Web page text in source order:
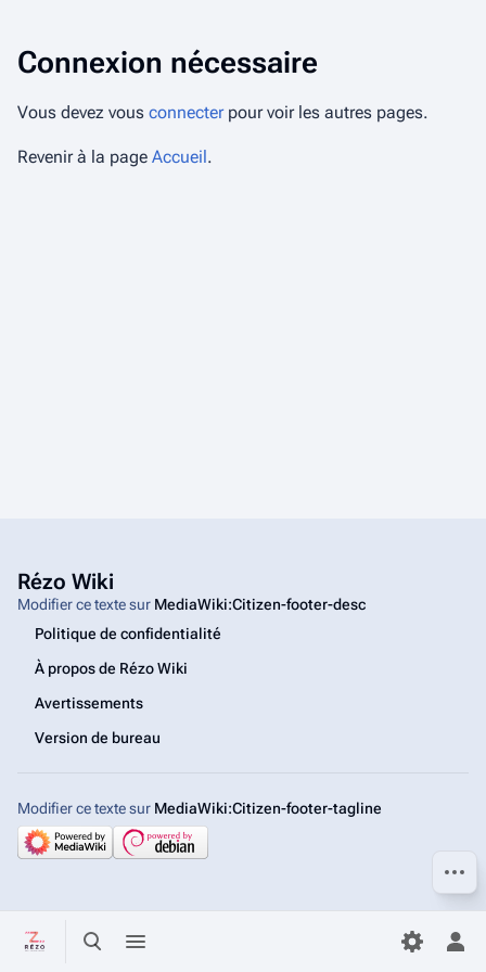
Basculer la recherche
Basculer le menu
Connexion nécessaire
Vous devez vous connecterpour voir les autres pages.
Revenir à la page Accueil.
Rézo Wiki
Modifier ce texte sur MediaWiki:Citizen-footer-desc
Politique de confidentialité
À propos de Rézo Wiki
Avertissements
Version de bureau
Modifier ce texte sur MediaWiki:Citizen-footer-tagline